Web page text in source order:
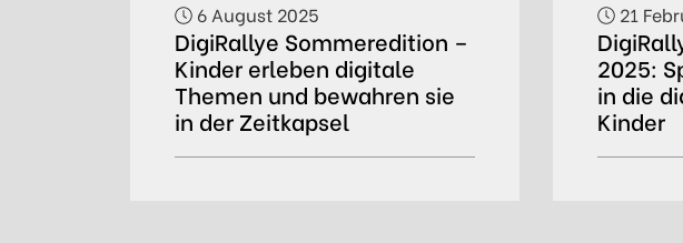
6 August 2025
DigiRallye Sommeredition –
Kinder erleben digitale
Themen und bewahren sie
in der Zeitkapsel
21
2025:
in die
Kinder